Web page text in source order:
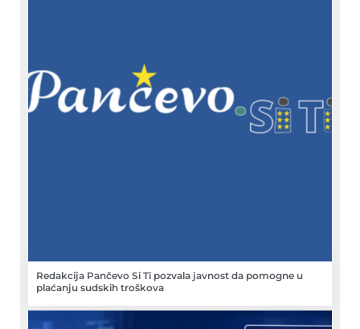
Redakcija Pančevo Si Ti pozvala javnost da pomogne u
plaćanju sudskih troškova